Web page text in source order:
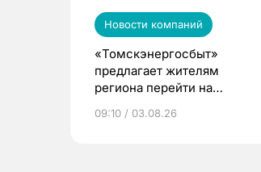
Новости компаний
«Томскэнергосбыт»
предлагает жителям
региона перейти на
выиграть призы
09:10 / 03.08.26